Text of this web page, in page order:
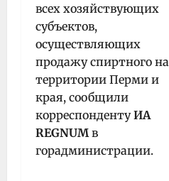
всех хозяйствующих
субъектов,
осуществляющих
продажу спиртного на
территории Перми и
края, сообщили
корреспондентуИА
REGNUM в
горадминистрации.